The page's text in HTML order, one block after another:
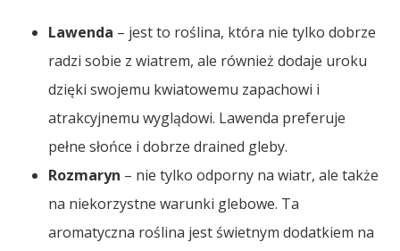
Lawenda – jest to roślina, która nie tylko dobrze
radzi sobie z wiatrem, ale również dodaje uroku
dzięki swojemu kwiatowemu zapachowi i
atrakcyjnemu wyglądowi. Lawenda preferuje
pełne słońce i dobrze drained gleby.
Rozmaryn – nie tylko odporny na wiatr, ale także
na niekorzystne warunki glebowe. Ta
aromatyczna roślina jest świetnym dodatkiem na